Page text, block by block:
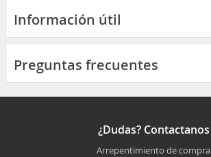
Información útil
Preguntas frecuentes
¿Dudas? Contactanos
Arrepentimiento de compra